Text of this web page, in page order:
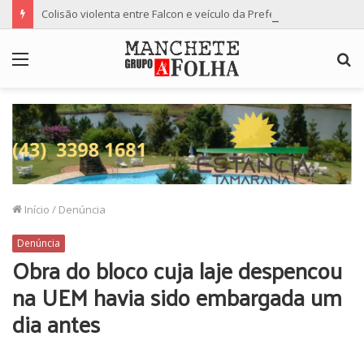
Início / Denúncia
Denúncia
Obra do bloco cuja laje despencou
na UEM havia sido embargada um
dia antes